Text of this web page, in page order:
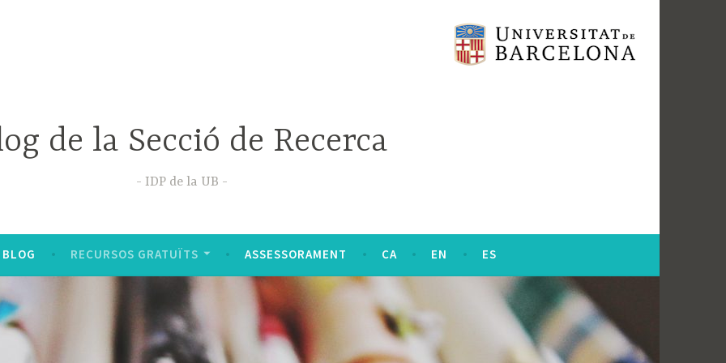
de la Secció de Recerca
IDP de la UB
RECURSOS GRATUÏTS ASSESSORAMENT CA EN ES